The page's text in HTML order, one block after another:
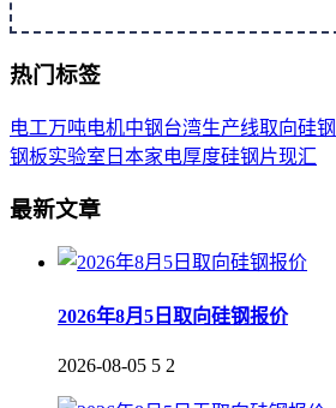
热门标签
电工万吨电机中钢台湾生产线取向硅钢
钢板实验室 日本家电厚度硅钢片现汇
最新文章
2026年8月5日取向硅钢报价
2026-08-05 5 2